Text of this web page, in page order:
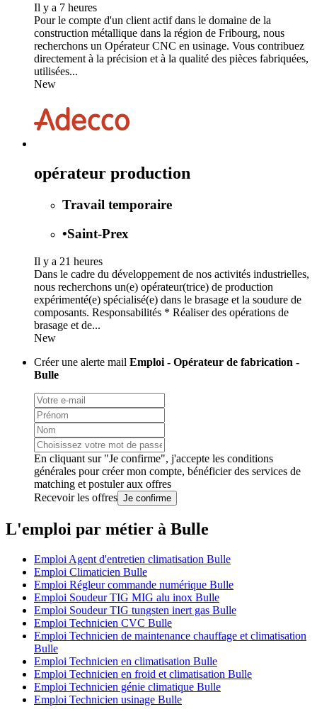
Il y a 7 heures
Pour le compte d'un client actif dans le domaine de la
construction métallique dans la région de Fribourg, nous
recherchons un Opérateur CNC en usinage. Vous contribuez
directement à la précision et à la qualité des pièces fabriquées,
utilisées...
New
opérateur production
Travail temporaire
•Saint-Prex
Il y a 21 heures
Dans le cadre du développement de nos activités industrielles,
nous recherchons un(e) opérateur(trice) de production
expérimenté(e) spécialisé(e) dans le brasage et la soudure de
composants. Responsabilités * Réaliser des opérations de
brasage et de...
New
Créer une alerte mail Emploi - Opérateur de fabrication -
Bulle
En cliquant sur "Je confirme", j'accepte les conditions
générales pour créer mon compte, bénéficier des services de
matching et postuler aux offres
Recevoir les offres Je confirme
L'emploi par métier à Bulle
Emploi Agent d'entretien climatisation Bulle
Emploi Climaticien Bulle
Emploi Régleur commande numérique Bulle
Emploi Soudeur TIG MIG alu inox Bulle
Emploi Soudeur TIG tungsten inert gas Bulle
Emploi Technicien CVC Bulle
Emploi Technicien de maintenance chauffage et climatisation
Bulle
Emploi Technicien en climatisation Bulle
Emploi Technicien en froid et climatisation Bulle
Emploi Technicien génie climatique Bulle
Emploi Technicien usinage Bulle